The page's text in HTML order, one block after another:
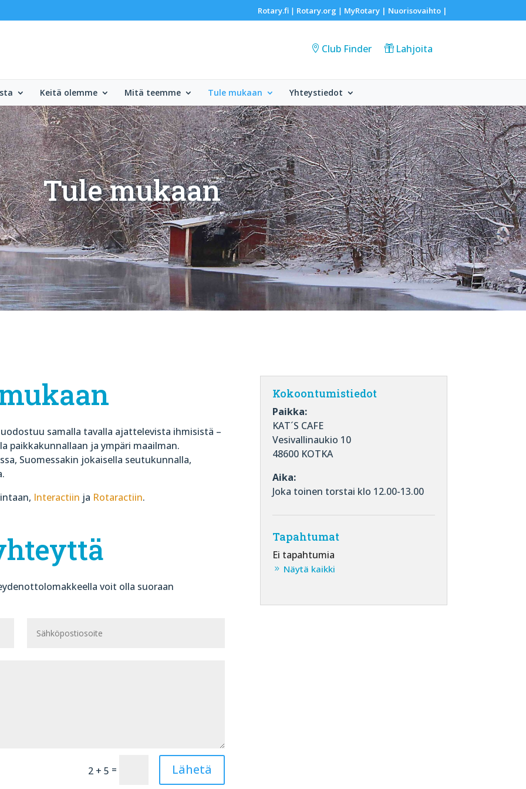
Rotary.fi| Rotary.org | MyRotary | Nuorisovaihto|
Club Finder Lahjoita
Keitä olemme Mitä teemme Tule mukaan Yhteystiedot
Tule mukaan
samalla tavalla ajattelevista ihmisistä –
paikkakunnallaan ja ympäri maailman.
Suomessakin jokaisella seutukunnalla,
Interactiin ja Rotaractiin.
voit olla suoraan
2 + 5 = Lähetä
Kokoontumistiedot
Paikka:
KAT´S CAFE
Vesivallinaukio 10
48600 KOTKA
Aika:
Joka toinen torstai klo 12.00-13.00
Tapahtumat
Ei tapahtumia
Näytä kaikki